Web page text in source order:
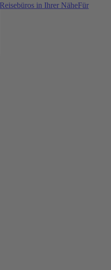
Reisebüros in Ihrer NäheFür